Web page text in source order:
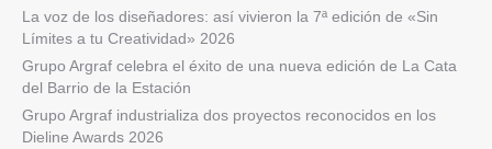
La voz de los diseñadores: así vivieron la 7ª edición de «Sin
Límites a tu Creatividad» 2026
Grupo Argraf celebra el éxito de una nueva edición de La Cata
del Barrio de la Estación
Grupo Argraf industrializa dos proyectos reconocidos en los
Dieline Awards 2026